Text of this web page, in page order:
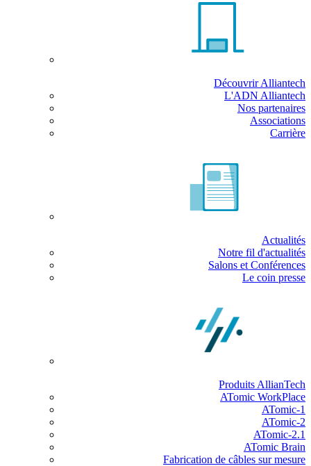
Découvrir Alliantech
L'ADN Alliantech
Nos partenaires
Associations
Carrière
Actualités
Notre fil d'actualités
Salons et Conférences
Le coin presse
Produits AllianTech
ATomic WorkPlace
ATomic-1
ATomic-2
ATomic-2.1
ATomic Brain
Fabrication de câbles sur mesure